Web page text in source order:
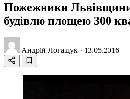
Пожежники
будівлю площею 300
Андрій Логащук · 13.05.2016